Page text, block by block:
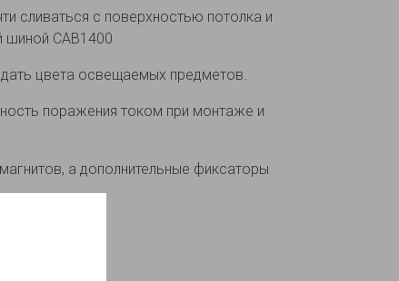
сливаться с поверхностью потолка и
шиной CAB1400
цвета освещаемых предметов.
поражения током при монтаже и
а дополнительные фиксаторы